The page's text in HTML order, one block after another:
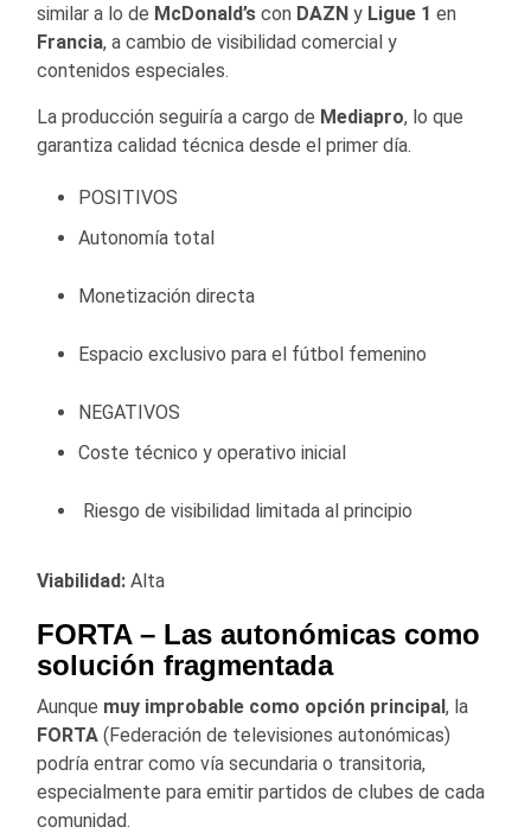
similar a lo de McDonald’s con DAZN y Ligue 1 en
Francia, a cambio de visibilidad comercial y
contenidos especiales.
La producción seguiría a cargo de Mediapro, lo que
garantiza calidad técnica desde el primer día.
POSITIVOS
Autonomía total
Monetización directa
Espacio exclusivo para el fútbol femenino
NEGATIVOS
Coste técnico y operativo inicial
Riesgo de visibilidad limitada al principio
Viabilidad: Alta
FORTA– Las autonómicas como
solución fragmentada
Aunque muy improbable como opción principal, la
FORTA (Federación de televisiones autonómicas)
podría entrar como vía secundaria o transitoria,
especialmente para emitir partidos de clubes de cada
comunidad.